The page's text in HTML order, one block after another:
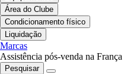
Área do Clube
Condicionamento físico
Liquidação
Marcas
Assistência pós-venda na França
Pesquisar